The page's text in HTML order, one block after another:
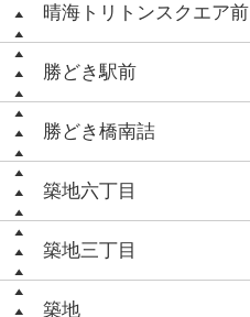
晴海トリトンスクエア前
勝どき駅前
勝どき橋南詰
築地六丁目
築地三丁目
築地